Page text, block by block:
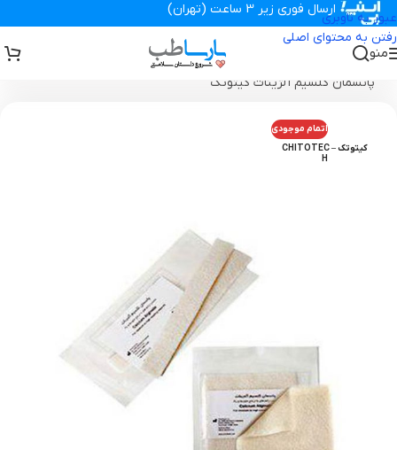
عبور به ناوبری
رفتن به محتوای اصلی
ارسال فوری زیر 3 ساعت (تهران)
منو
تجهیزات پزشکی پارساطب انواع پانسمان زخم
پانسمان کلسیم آلژینات کیتوتک
اتمام موجودی
کیتوتک – CHITOTEC
H